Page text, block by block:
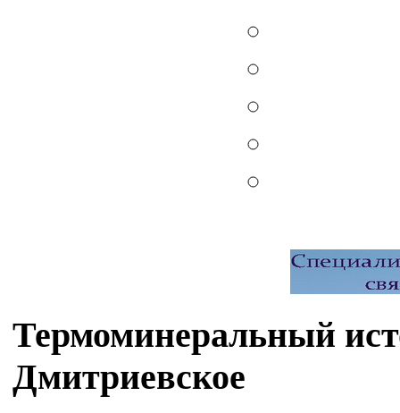
Термоминеральный
Дмитриевское